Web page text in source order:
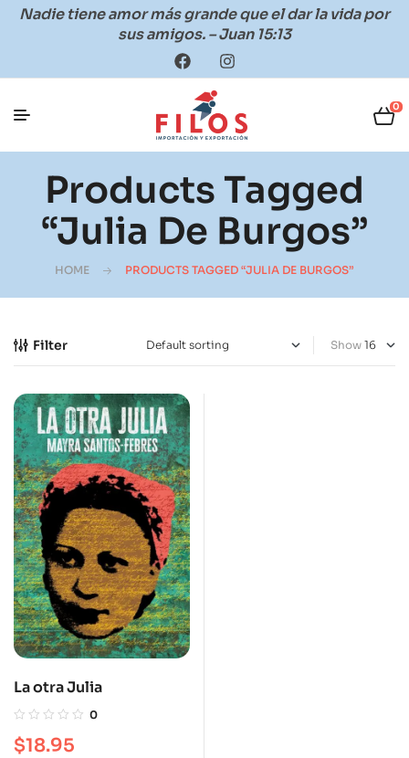
Nadie tiene amor más grande que el dar la vida por
sus amigos. – Juan 15:13
0
Products Tagged
“Julia De Burgos”
HOME PRODUCTS TAGGED “JULIA DE BURGOS”
Filter Show
La otra Julia
0
$18.95